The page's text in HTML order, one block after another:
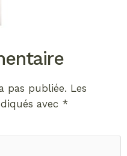
pas publiée. Les
avec *